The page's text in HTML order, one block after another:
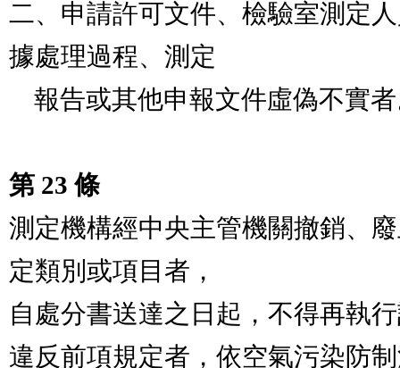
二、申請許可文件、檢驗室測定
據處理過程、測定
第 23 條
測定機構經中央主管機關撤銷、
定類別或項目者，
自處分書送達之日起，不得再執
違反前項規定者，依空氣污染防